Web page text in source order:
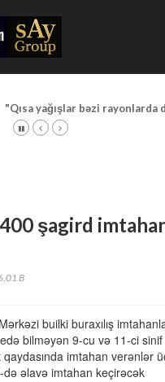
"Qısa yağışlar bəzi rayonlarda
şagird
B
builki buraxılış
bilməyən 9-cu və 11-ci
imtahan verənlər
də əlavə imtahan keçirəcək